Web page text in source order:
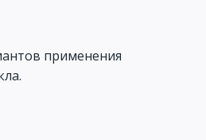
применения